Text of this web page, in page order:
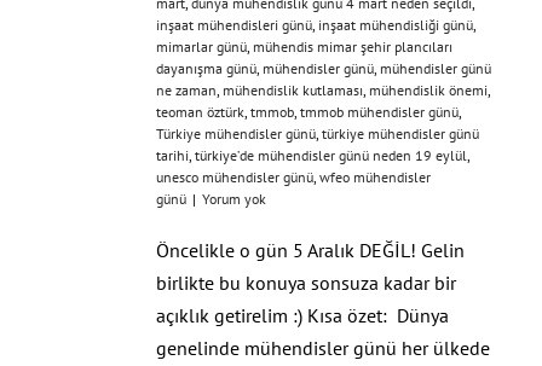
inşaat mühendisleri günü inşaat mühendisliği günü
mimarlar günü mühendis mimar şehir plancıları
dayanışma günü mühendisler günü mühendisler günü
ne zaman mühendislik kutlaması mühendislik önemi
teoman öztürk tmmob tmmob mühendisler günü
Türkiye mühendisler günü türkiye mühendisler günü
tarihi türkiye’de mühendisler günü neden 19 eylül
unesco mühendisler günü wfeo mühendisler
günü | Yorum yok
Öncelikle o gün 5 Aralık DEĞİL! Gelin
birlikte bu konuya sonsuza kadar bir
açıklık getirelim :) Kısa özet: Dünya
genelinde mühendisler günü her ülkede